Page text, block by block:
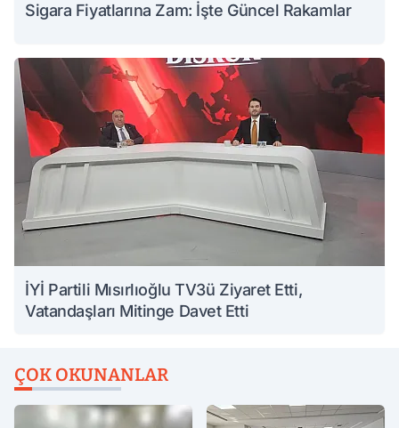
Sigara Fiyatlarına Zam: İşte Güncel Rakamlar
İYİ Partili Mısırlıoğlu TV3ü Ziyaret Etti,
Vatandaşları Mitinge Davet Etti
ÇOK OKUNANLAR